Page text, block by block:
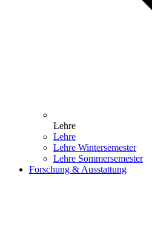
Lehre
Lehre
Lehre Wintersemester
Lehre Sommersemester
Forschung & Ausstattung